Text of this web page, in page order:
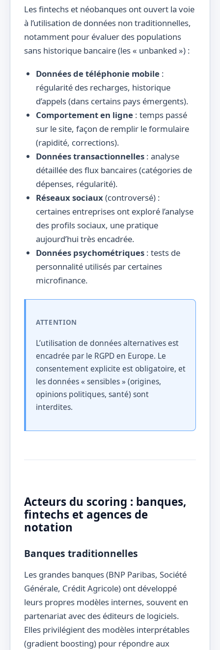
Les fintechs et néobanques ont ouvert la voie
à l’utilisation de données non traditionnelles,
notamment pour évaluer des populations
sans historique bancaire (les « unbanked ») :
Données de téléphonie mobile :
régularité des recharges, historique
d’appels (dans certains pays émergents).
Comportement en ligne : temps passé
sur le site, façon de remplir le formulaire
(rapidité, corrections).
Données transactionnelles : analyse
détaillée des flux bancaires (catégories de
dépenses, régularité).
Réseaux sociaux(controversé) :
certaines entreprises ont exploré l’analyse
des profils sociaux, une pratique
aujourd’hui très encadrée.
Données psychométriques : tests de
personnalité utilisés par certaines
microfinance.
ATTENTION
L’utilisation de données alternatives est
encadrée par le RGPD en Europe. Le
consentement explicite est obligatoire, et
les données « sensibles » (origines,
opinions politiques, santé) sont
interdites.
Acteurs du scoring : banques,
fintechs et agences de
notation
Banques traditionnelles
Les grandes banques (BNP Paribas, Société
Générale, Crédit Agricole) ont développé
leurs propres modèles internes, souvent en
partenariat avec des éditeurs de logiciels.
Elles privilégient des modèles interprétables
(gradient boosting) pour répondre aux